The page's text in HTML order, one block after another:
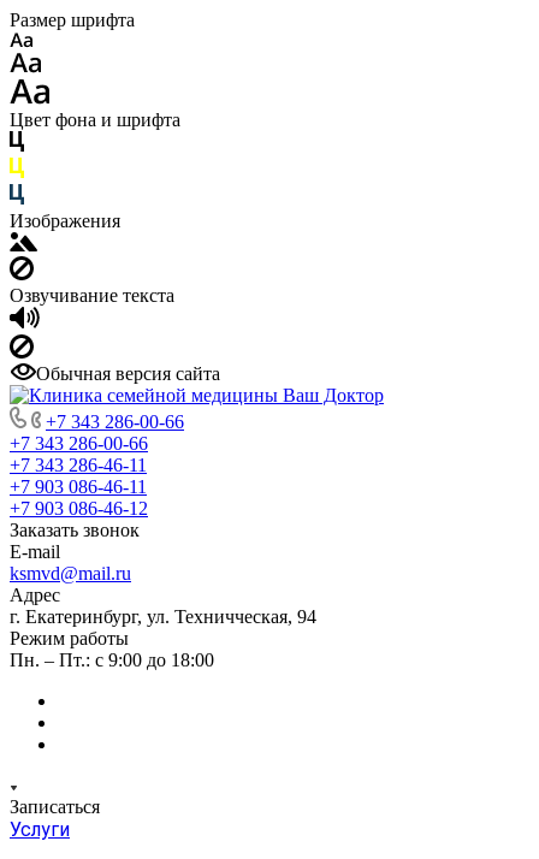
Размер шрифта
Цвет фона и шрифта
Изображения
Озвучивание текста
Обычная версия сайта
+7 343 286-00-66
+7 343 286-00-66
+7 343 286-46-11
+7 903 086-46-11
+7 903 086-46-12
Заказать звонок
E-mail
ksmvd@mail.ru
Адрес
г. Екатеринбург, ул. Техничческая, 94
Режим работы
Пн. – Пт.: с 9:00 до 18:00
Записаться
Услуги